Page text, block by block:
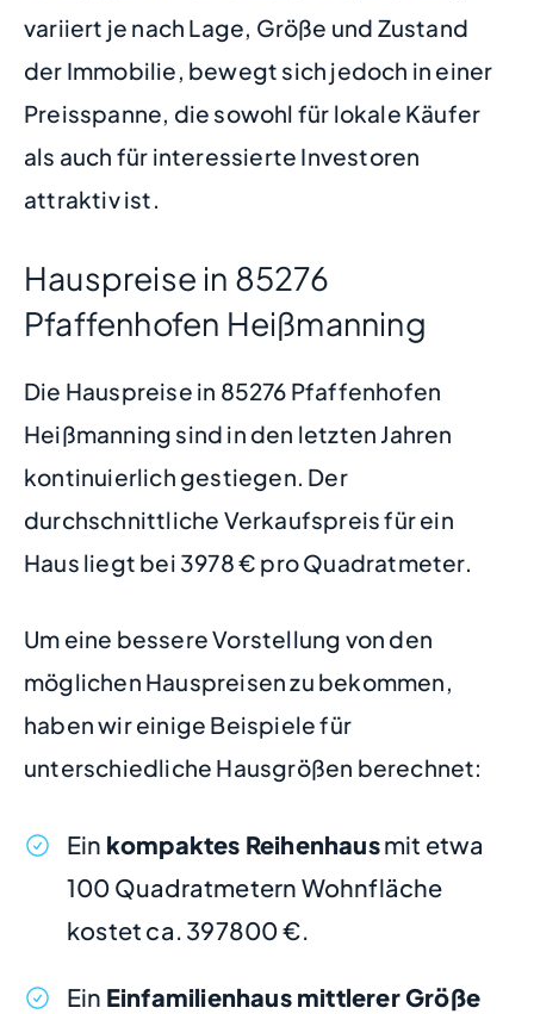
variiert je nach Lage, Größe und Zustand
der Immobilie, bewegt sich jedoch in einer
Preisspanne, die sowohl für lokale Käufer
als auch für interessierte Investoren
attraktiv ist.
Hauspreise in 85276
Pfaffenhofen Heißmanning
Die Hauspreise in 85276 Pfaffenhofen
Heißmanning sind in den letzten Jahren
kontinuierlich gestiegen. Der
durchschnittliche Verkaufspreis für ein
Haus liegt bei 3978 € pro Quadratmeter.
Um eine bessere Vorstellung von den
möglichen Hauspreisen zu bekommen,
haben wir einige Beispiele für
unterschiedliche Hausgrößen berechnet:
Ein kompaktes Reihenhausmit etwa
100 Quadratmetern Wohnfläche
kostet ca. 397800 €.
Ein Einfamilienhaus mittlerer Größe